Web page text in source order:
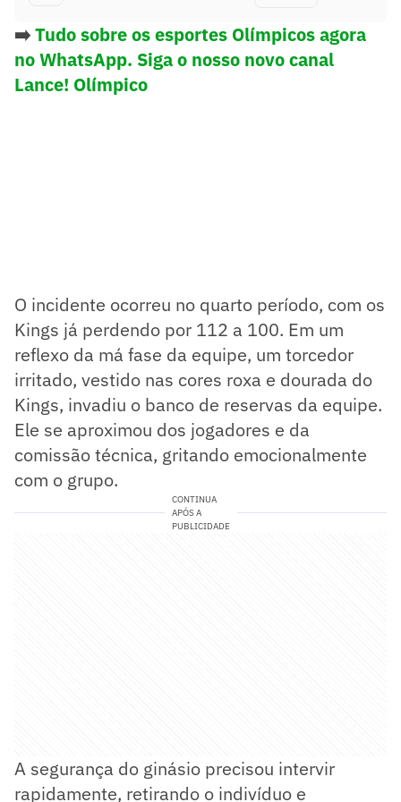
➡️Tudo sobre os esportes Olímpicos agora
no WhatsApp. Siga o nosso novo canal
Lance! Olímpico
O incidente ocorreu no quarto período, com os
Kings já perdendo por 112 a 100. Em um
reflexo da má fase da equipe, um torcedor
irritado, vestido nas cores roxa e dourada do
Kings, invadiu o banco de reservas da equipe.
Ele se aproximou dos jogadores e da
comissão técnica, gritando emocionalmente
com o grupo.
CONTINUA
APÓS A
PUBLICIDADE
A segurança do ginásio precisou intervir
rapidamente, retirando o indivíduo e